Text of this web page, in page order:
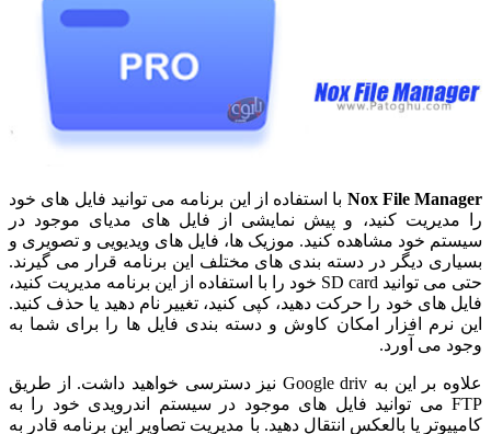
Nox File Manager با استفاده از این برنامه می توانید فایل های خود
را مدیریت کنید، و پیش نمایشی از فایل های مدیای موجود در
سیستم خود مشاهده کنید. موزیک ها، فایل های ویدیویی و تصویری و
بسیاری دیگر در دسته بندی های مختلف این برنامه قرار می گیرند.
حتی می توانید SD card خود را با استفاده از این برنامه مدیریت کنید،
فایل های خود را حرکت دهید، کپی کنید، تغییر نام دهید یا حذف کنید.
این نرم افزار امکان کاوش و دسته بندی فایل ها را برای شما به
وجود می آورد.
علاوه بر این به Google driv نیز دسترسی خواهید داشت. از طریق
FTP می توانید فایل های موجود در سیستم اندرویدی خود را به
کامپیوتر یا بالعکس انتقال دهید. با مدیریت تصاویر این برنامه قادر به